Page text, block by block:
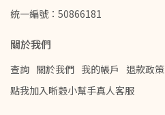
統一編號：50866181
關於我們
查詢 關於我們 我的帳戶 退款政策
點我加入晰穀小幫手真人客服